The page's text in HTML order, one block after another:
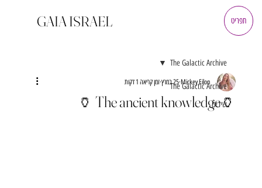
GAIA ISRAEL תפריט
The Galactic Archive
שירים
The Galactic Archive
🏺The ancient knowledge 🏺
Mickey Eilon 25 במרץ זמן קריאה 1 דקות